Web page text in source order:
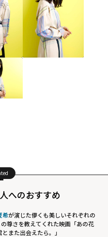
へのおすすめ
希が演じた儚くも美しいそれぞれの
尊さを教えてくれた映画「あの花
また出会えたら。」